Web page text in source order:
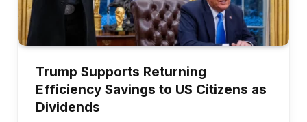
Trump Supports Returning
Efficiency Savings to US Citizens as
Dividends